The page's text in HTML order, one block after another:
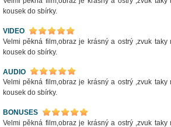
kousek do sbírky.
VIDEO
Velmi pěkná film,obraz je krásný a ostrý ,zvuk
kousek do sbírky.
AUDIO
Velmi pěkná film,obraz je krásný a ostrý ,zvuk
kousek do sbírky.
BONUSES
Velmi pěkná film,obraz je krásný a ostrý ,zvuk